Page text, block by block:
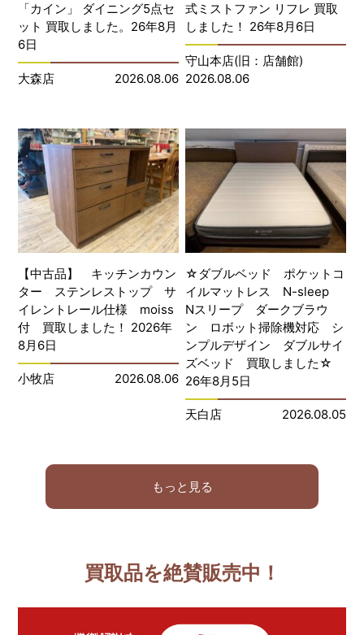
「カイン」 ダイニング5点セ
ット 買取しました。26年8月
6日
大森店 2026.08.06
式ミストファン リフレ 買取
しました！ 26年8月6日
守山本店(旧：店舗館)
2026.08.06
【中古品】 キッチンカウン
ター ステンレストップ サ
イレントレール仕様 moiss
付 買取しました！ 2026年
8月6日
小牧店 2026.08.06
☆ダブルベッド ポケットコ
イルマットレス N-sleep
Nスリープ ダークブラウ
ン ロボット掃除機対応 シ
ンプルデザイン ダブルサイ
ズベッド 買取しました☆
26年8月5日
天白店 2026.08.05
もっと見る
買取品を絶賛販売中！